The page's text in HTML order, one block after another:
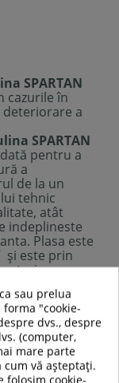
SPARTAN
cazurile în
a
SPARTAN
pentru a
a
de la un
tehnic
atât
indeplineste
Plasa este
și este prin
exterior.
sau prelua
"cookie-
dvs., despre
(computer,
mare parte
cum vă așteptați.
folosim cookie-